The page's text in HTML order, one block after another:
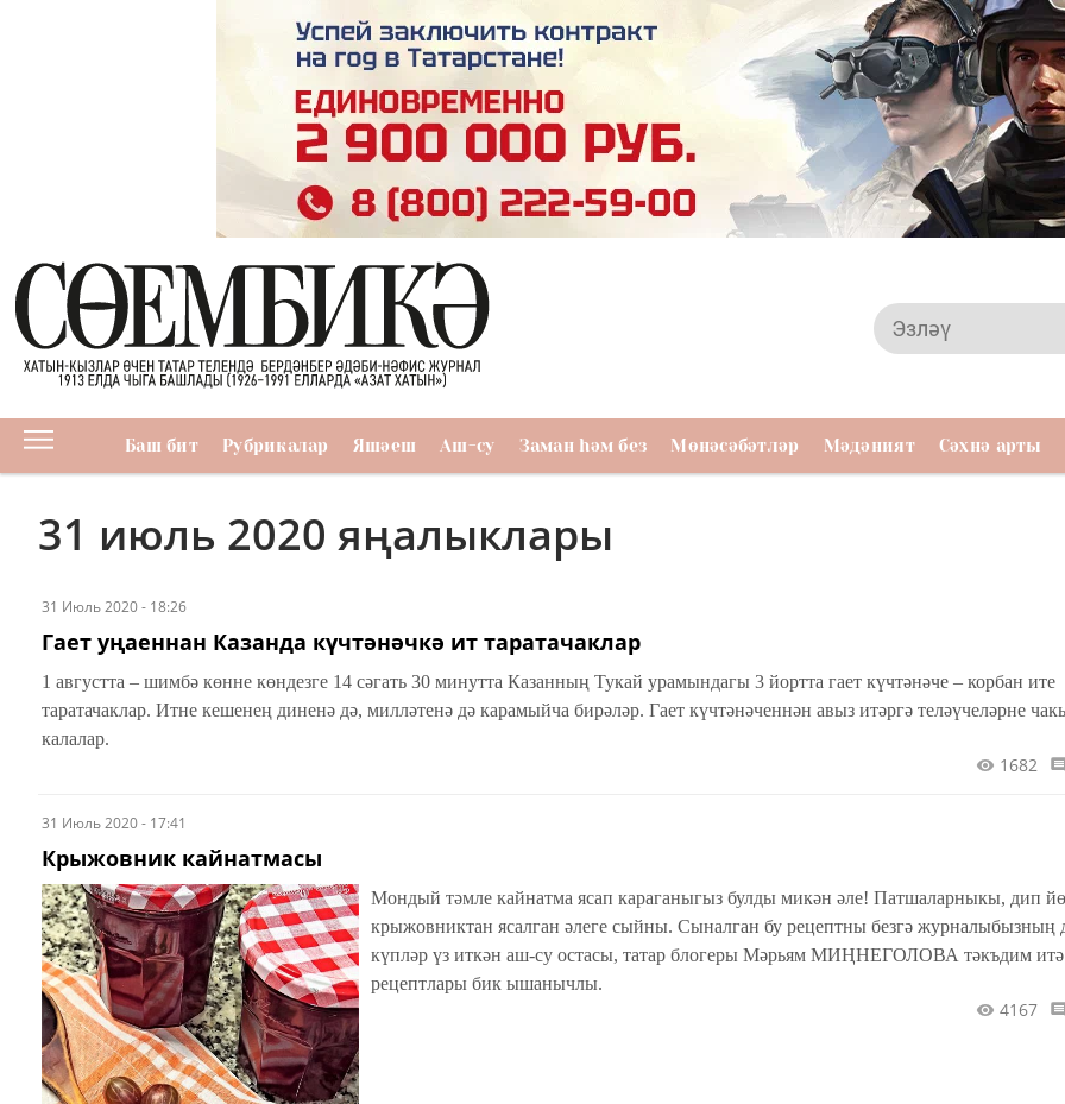
Баш бит Рубрикалар Яшәеш Аш-су Заман һәм без Мөнәсәбәтләр Мәдәният Сәхнә арты
31 июль 2020 яңалыклары
31 Июль 2020 - 18:26
Гает уңаеннан Казанда күчтәнәчкә ит таратачаклар
1 августта – шимбә көнне көндезге 14 сәгать 30 минутта Казанның Тукай урамындагы 3 йортта гает күчтәнәче – корбан ите
таратачаклар. Итне кешенең диненә дә, милләтенә дә карамыйча бирәләр. Гает күчтәнәченнән авыз итәргә теләүчеләрне
калалар.
1682
31 Июль 2020 - 17:41
Крыжовник кайнатмасы
Мондый тәмле кайнатма ясап караганыгыз булды микән әле! Патшаларныкы, дип
крыжовниктан ясалган әлеге сыйны. Сыналган бу рецептны безгә журналыбызның
күпләр үз иткән аш-су остасы, татар блогеры Мәрьям МИҢНЕГОЛОВА тәкъдим
рецептлары бик ышанычлы.
4167